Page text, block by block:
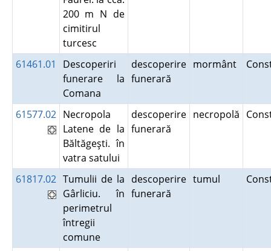
200 m N de
cimitirul
turcesc
61461.01
Descoperiri
funerare la
Comana
descoperire
funerară
mormânt
61577.02 Necropola
Latene de la
Băltăgeşti. în
vatra satului
descoperire
funerară
necropolă
61817.02 Tumulii de la
Gârliciu. în
perimetrul
întregii
comune
descoperire
funerară
tumul